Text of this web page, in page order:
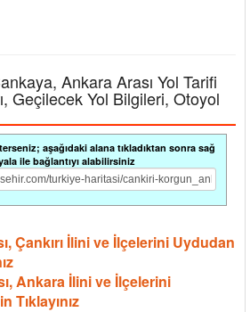
Ankara Arası Yol Tarifi
Geçilecek Yol Bilgileri, Otoyol
aşağıdaki alana tıkladıktan sonra sağ
ile bağlantıyı alabilirsiniz
Çankırı İlini ve İlçelerini Uydudan
Ankara İlini ve İlçelerini
Tıklayınız